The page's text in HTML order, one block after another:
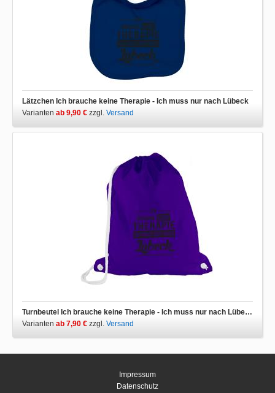
Lätzchen Ich brauche keine Therapie - Ich muss nur nach Lübeck
Varianten ab 9,90 € zzgl. Versand
Turnbeutel Ich brauche keine Therapie - Ich muss nur nach Lübeck
Varianten ab 7,90 € zzgl. Versand
Impressum
Datenschutz